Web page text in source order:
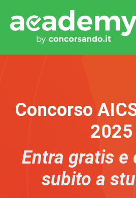
Concorso
2025
Entra gratis e
subito a